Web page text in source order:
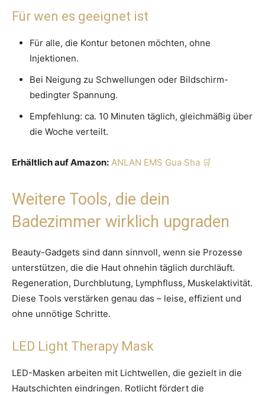
Für wen es geeignet ist
Für alle, die Kontur betonen möchten, ohne
Injektionen.
Bei Neigung zu Schwellungen oder Bildschirm-
bedingter Spannung.
Empfehlung: ca. 10 Minuten täglich, gleichmäßig über
die Woche verteilt.
Erhältlich auf Amazon: ANLAN EMS Gua Sha
Weitere Tools, die dein
Badezimmer wirklich upgraden
Beauty-Gadgets sind dann sinnvoll, wenn sie Prozesse
unterstützen, die die Haut ohnehin täglich durchläuft.
Regeneration, Durchblutung, Lymphfluss, Muskelaktivität.
Diese Tools verstärken genau das – leise, effizient und
ohne unnötige Schritte.
LED Light Therapy Mask
LED-Masken arbeiten mit Lichtwellen, die gezielt in die
Hautschichten eindringen. Rotlicht fördert die